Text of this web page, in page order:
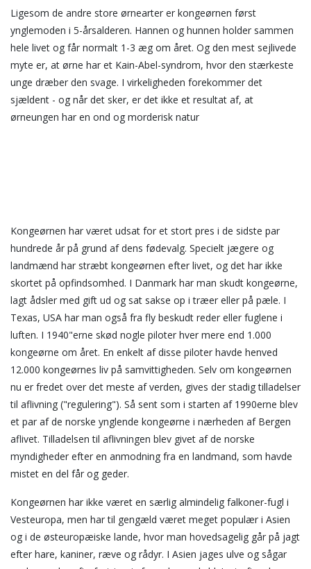
Ligesom de andre store ørnearter er kongeørnen først
ynglemoden i 5-årsalderen. Hannen og hunnen holder sammen
hele livet og får normalt 1-3 æg om året. Og den mest sejlivede
myte er, at ørne har et Kain-Abel-syndrom, hvor den stærkeste
unge dræber den svage. I virkeligheden forekommer det
sjældent - og når det sker, er det ikke et resultat af, at
ørneungen har en ond og morderisk natur
Kongeørnen har været udsat for et stort pres i de sidste par
hundrede år på grund af dens fødevalg. Specielt jægere og
landmænd har stræbt kongeørnen efter livet, og det har ikke
skortet på opfindsomhed. I Danmark har man skudt kongeørne,
lagt ådsler med gift ud og sat sakse op i træer eller på pæle. I
Texas, USA har man også fra fly beskudt reder eller fuglene i
luften. I 1940"erne skød nogle piloter hver mere end 1.000
kongeørne om året. En enkelt af disse piloter havde henved
12.000 kongeørnes liv på samvittigheden. Selv om kongeørnen
nu er fredet over det meste af verden, gives der stadig tilladelser
til aflivning ("regulering"). Så sent som i starten af 1990erne blev
et par af de norske ynglende kongeørne i nærheden af Bergen
aflivet. Tilladelsen til aflivningen blev givet af de norske
myndigheder efter en anmodning fra en landmand, som havde
mistet en del får og geder.
Kongeørnen har ikke været en særlig almindelig falkoner-fugl i
Vesteuropa, men har til gengæld været meget populær i Asien
og i de østeuropæiske lande, hvor man hovedsagelig går på jagt
efter hare, kaniner, ræve og rådyr. I Asien jages ulve og sågar